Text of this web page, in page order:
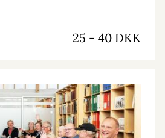
25 - 40 DKK